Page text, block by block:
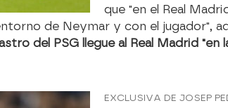
que "en el Real
de Neymar y con el jugador",
del PSG llegue al Real Madrid "en
EXCLUSIVA DE JOSEP